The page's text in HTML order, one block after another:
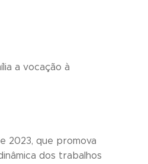
a vocação à
2023, que promova
dos trabalhos